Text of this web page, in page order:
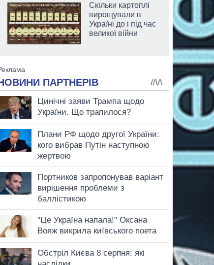
Скільки картоплі
вирощували в
Україні до і під час
великої війни